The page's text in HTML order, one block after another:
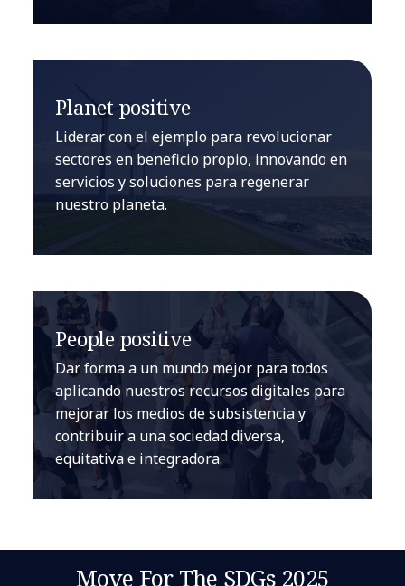
Planet positive
Liderar con el ejemplo para revolucionar
sectores en beneficio propio, innovando en
servicios y soluciones para regenerar
nuestro planeta.
People positive
Dar forma a un mundo mejor para todos
aplicando nuestros recursos digitales para
mejorar los medios de subsistencia y
contribuir a una sociedad diversa,
equitativa e integradora.
Move For The SDGs 2025